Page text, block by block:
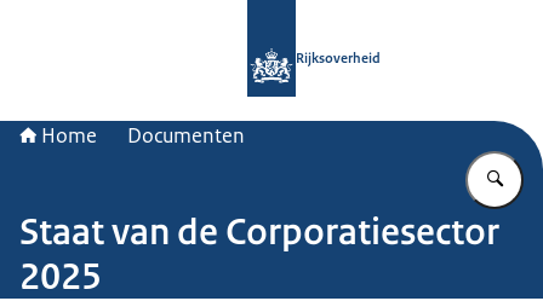
Rijksoverheid
Home Documenten
Staat van de Corporatiesector
2025